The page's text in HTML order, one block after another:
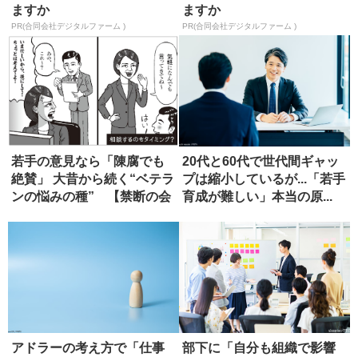
ますか
PR(合同会社デジタルファーム )
ますか
PR(合同会社デジタルファーム )
若手の意見なら「陳腐でも
絶賛」 大昔から続く“ベテラ
ンの悩みの種” 【禁断の会
20代と60代で世代間ギャッ
プは縮小しているが...「若手
育成が難しい」本当の原...
アドラーの考え方で「仕事
部下に「自分も組織で影響